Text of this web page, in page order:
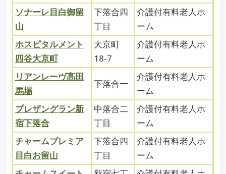
ソナーレ目白御留
山
下落合四
丁目
介護付有料老人ホ
ーム
ホスピタルメント
四谷大京町
大京町
18-7
介護付有料老人ホ
ーム
リアンレーヴ高田
馬場
下落合一
介護付有料老人ホ
ーム
プレザングラン新
宿下落合
中落合二
丁目
介護付有料老人ホ
ーム
チャームプレミア
目白お留山
下落合四
丁目
介護付有料老人ホ
ーム